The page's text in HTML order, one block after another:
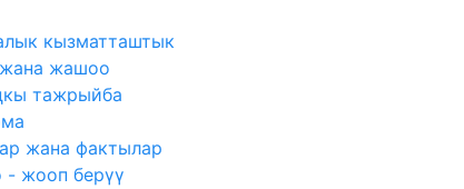
кызматташтык
жашоо
тажрыйба
жана фактылар
- жооп берүү